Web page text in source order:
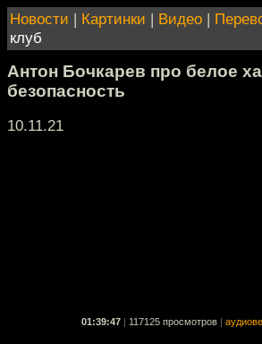
Новости | Картинки | Видео |
клуб
Антон Бочкарев про белое
безопасность
10.11.21
01:39:47 117125 просмотров